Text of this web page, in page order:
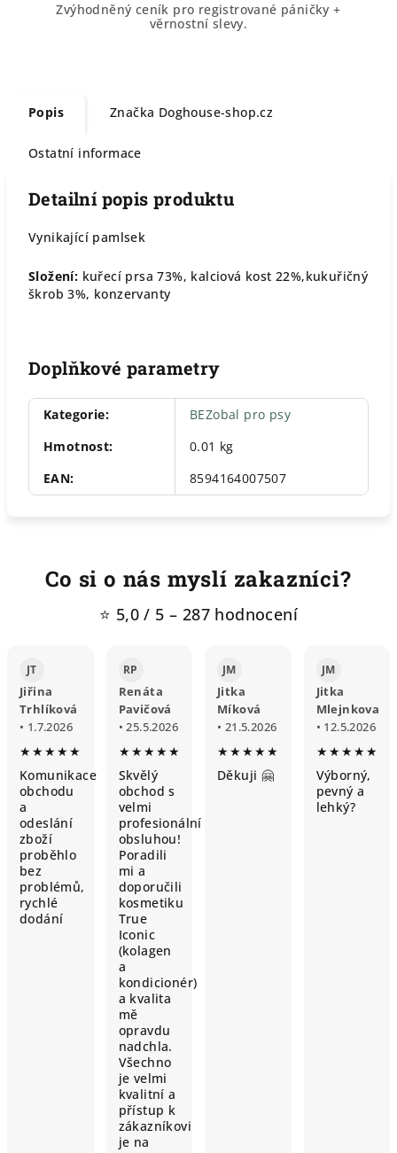
Zvýhodněný ceník pro registrované páničky +
věrnostní slevy.
Popis Značka Doghouse-shop.cz
Ostatní informace
Detailní popis produktu
Vynikající pamlsek
Složení: kuřecí prsa 73%, kalciová kost 22%,kukuřičný
škrob 3%, konzervanty
Doplňkové parametry
Kategorie:
BEZobal pro psy
Hmotnost:
0.01 kg
EAN: 8594164007507
Co si o nás myslí zakazníci?
⭐ 5,0 / 5 – 287 hodnocení
JT
Jiřina
Trhlíková
• 1.7.2026
★★★★★
Komunikace
obchodu
a
odeslání
zboží
proběhlo
bez
problémů,
rychlé
dodání
RP
Renáta
Pavičová
• 25.5.2026
★★★★★
Skvělý
obchod s
velmi
profesionální
obsluhou!
Poradili
mi a
doporučili
kosmetiku
True
Iconic
(kolagen
a
kondicionér)
a kvalita
mě
opravdu
nadchla.
Všechno
je velmi
kvalitní a
přístup k
zákazníkovi
je na
JM
Jitka
Míková
• 21.5.2026
★★★★★
Děkuji 🤗
JM
Jitka
Mlejnkova
• 12.5.2026
★★★★★
Výborný,
pevný a
lehký?